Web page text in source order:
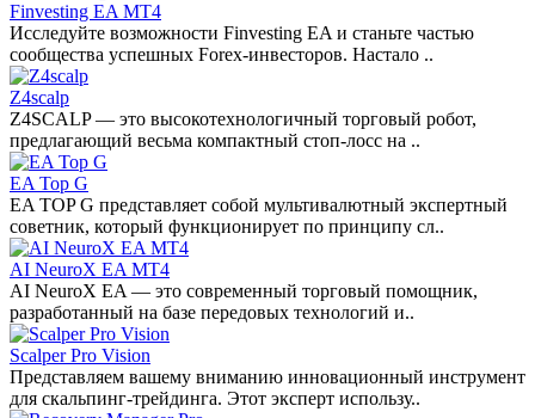
Finvesting EA MT4
Исследуйте возможности Finvesting EA и станьте частью
сообщества успешных Forex-инвесторов. Настало ..
Z4scalp
Z4SCALP — это высокотехнологичный торговый робот,
предлагающий весьма компактный стоп-лосс на ..
EA Top G
EA TOP G представляет собой мультивалютный экспертный
советник, который функционирует по принципу сл..
AI NeuroX EA MT4
AI NeuroX EA — это современный торговый помощник,
разработанный на базе передовых технологий и..
Scalper Pro Vision
Представляем вашему вниманию инновационный инструмент
для скальпинг-трейдинга. Этот эксперт использу..